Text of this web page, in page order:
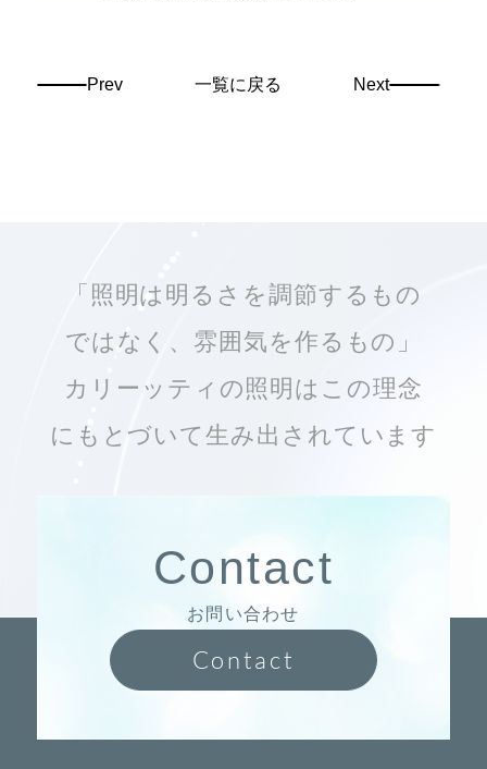
Prev 一覧に戻る Next
「照明は明るさを調節するもの
ではなく、雰囲気を作るもの」
カリーッティの照明はこの理念
にもとづいて生み出されています
Contact
お問い合わせ
Contact